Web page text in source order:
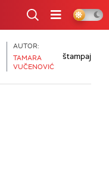
AUTOR:
TAMARA
VUČENOVIĆ
štampaj